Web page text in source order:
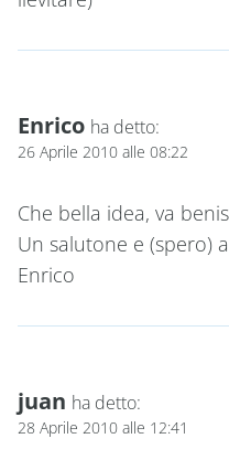
Enrico ha detto:
26 Aprile 2010 alle 08:22
Che bella idea, va
Un salutone e (spero)
Enrico
juan ha detto:
28 Aprile 2010 alle 12:41